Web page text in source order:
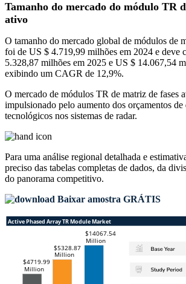
Tamanho do mercado do módulo TR
ativo
O tamanho do mercado global de módulos de
foi de US $ 4.719,99 milhões em 2024 e deve
5.328,87 milhões em 2025 e US $ 14.067,54
exibindo um CAGR de 12,9%.
O mercado de módulos TR de matriz de fases
impulsionado pelo aumento dos orçamentos de
tecnológicos nos sistemas de radar.
Para uma análise regional detalhada e
preciso das tabelas completas de dados, da
do panorama competitivo.
Baixar amostra GRÁTIS